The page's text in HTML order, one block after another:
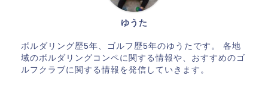
ゆうた
ボルダリング歴5年、ゴルフ歴5年のゆうたです。 各地
域のボルダリングコンペに関する情報や、おすすめのゴ
ルフクラブに関する情報を発信していきます。